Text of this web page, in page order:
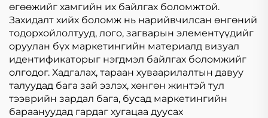
өгөөжийг хамгийн их байлгах боломжтой.
Захидалт хийх боломж нь нарийвчилсан өнгөний
тодорхойлолтууд, лого, загварын элементүүдийг
оруулан бүх маркетингийн материалд визуал
идентификаторыг нэгдмэл байлгах боломжийг
олгодог. Хадгалах, тараан хуваарилалтын давуу
талуудад бага зай эзлэх, хөнгөн жинтэй тул
тээврийн зардал бага, бусад маркетингийн
бараануудад гардаг хугацаа дуусах